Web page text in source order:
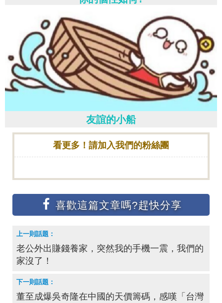
友誼的小船
看更多！請加入我們的粉絲團
老公外出賺錢養家，突然我的手機一震，我們的
家沒了！
董至成爆吳奇隆在中國的天價籌碼，感嘆「台灣